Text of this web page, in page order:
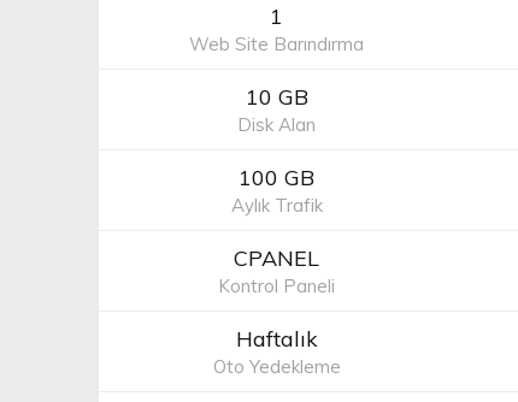
1
Web Site Barındırma
10 GB
Disk Alan
100 GB
Aylık Trafik
CPANEL
Kontrol Paneli
Haftalık
Oto Yedekleme